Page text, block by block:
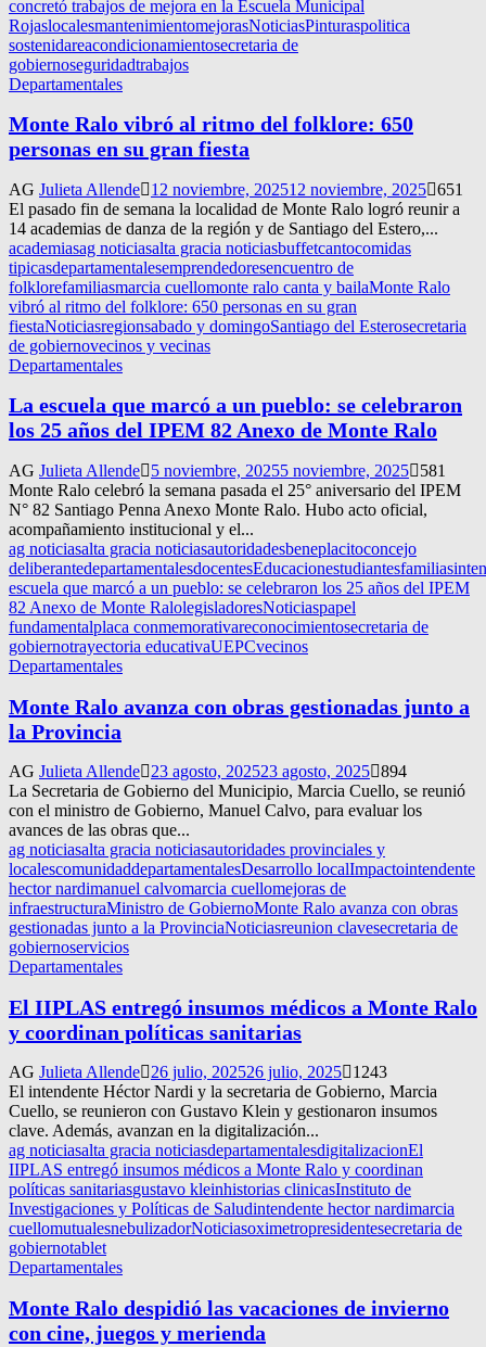
concretó trabajos de mejora en la Escuela Municipal
RojaslocalesmantenimientomejorasNoticiasPinturaspolitica
sostenidareacondicionamientosecretaria de
gobiernoseguridadtrabajos
Departamentales
Monte Ralo vibró al ritmo del folklore: 650
personas en su gran fiesta
AG Julieta Allende 12 noviembre, 202512 noviembre, 2025 651
El pasado fin de semana la localidad de Monte Ralo logró reunir a
14 academias de danza de la región y de Santiago del Estero,...
academiasag noticiasalta gracia noticiasbuffetcantocomidas
tipicasdepartamentalesemprendedoresencuentro de
folklorefamiliasmarcia cuellomonte ralo canta y bailaMonte Ralo
vibró al ritmo del folklore: 650 personas en su gran
fiestaNoticiasregionsabado y domingoSantiago del Esterosecretaria
de gobiernovecinos y vecinas
Departamentales
La escuela que marcó a un pueblo: se celebraron
los 25 años del IPEM 82 Anexo de Monte Ralo
AG Julieta Allende 5 noviembre, 20255 noviembre, 2025
581
Monte Ralo celebró la semana pasada el 25° aniversario del IPEM
N° 82 Santiago Penna Anexo Monte Ralo. Hubo acto oficial,
acompañamiento institucional y el...
ag noticiasalta gracia noticiasautoridadesbeneplacitoconcejo
deliberantedepartamentalesdocentesEducacionestudiantesfamilias
escuela que marcó a un pueblo: se celebraron los 25 años del IPEM
82 Anexo de Monte RalolegisladoresNoticiaspapel
fundamentalplaca conmemorativareconocimientosecretaria de
gobiernotrayectoria educativaUEPCvecinos
Departamentales
Monte Ralo avanza con obras gestionadas junto a
la Provincia
AG Julieta Allende 23 agosto, 202523 agosto, 2025 894
La Secretaria de Gobierno del Municipio, Marcia Cuello, se reunió
con el ministro de Gobierno, Manuel Calvo, para evaluar los
avances de las obras que...
ag noticiasalta gracia noticiasautoridades provinciales y
localescomunidaddepartamentalesDesarrollo localImpactointendente
hector nardimanuel calvomarcia cuellomejoras de
infraestructuraMinistro de GobiernoMonte Ralo avanza con obras
gestionadas junto a la ProvinciaNoticiasreunion clavesecretaria de
gobiernoservicios
Departamentales
El IIPLAS entregó insumos médicos a Monte Ralo
y coordinan políticas sanitarias
AG Julieta Allende 26 julio, 202526 julio, 2025
1243
El intendente Héctor Nardi y la secretaria de Gobierno, Marcia
Cuello, se reunieron con Gustavo Klein y gestionaron insumos
clave. Además, avanzan en la digitalización...
ag noticiasalta gracia noticiasdepartamentalesdigitalizacionEl
IIPLAS entregó insumos médicos a Monte Ralo y coordinan
políticas sanitariasgustavo kleinhistorias clinicasInstituto de
Investigaciones y Políticas de Saludintendente hector nardimarcia
cuellomutualesnebulizadorNoticiasoximetropresidentesecretaria de
gobiernotablet
Departamentales
Monte Ralo despidió las vacaciones de invierno
con cine, juegos y merienda